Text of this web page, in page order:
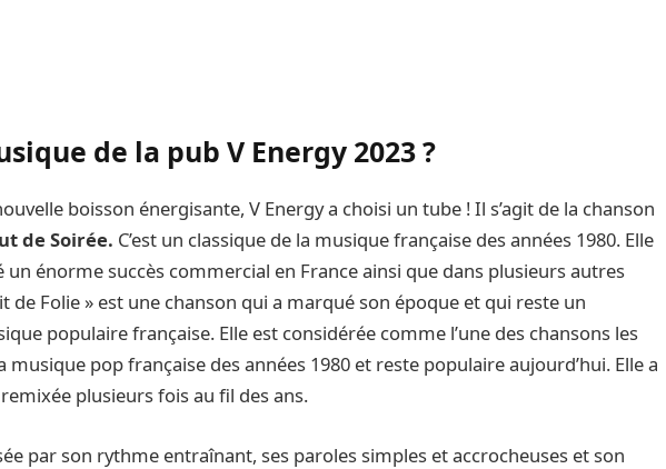
de la pub V Energy 2023 ?
boisson énergisante, V Energy a choisi un tube ! Il s’agit de la chanson
de Soirée. C’est un classique de la musique française des années 1980. Elle
un énorme succès commercial en France ainsi que dans plusieurs autres
de Folie » est une chanson qui a marqué son époque et qui reste un
populaire française. Elle est considérée comme l’une des chansons les
pop française des années 1980 et reste populaire aujourd’hui. Elle a
plusieurs fois au fil des ans.
par son rythme entraînant, ses paroles simples et accrocheuses et son